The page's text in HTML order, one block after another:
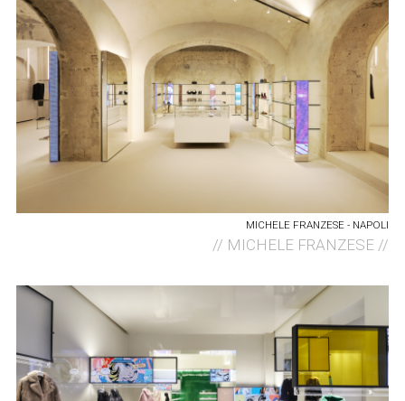
MICHELE FRANZESE - NAPOLI
// MICHELE FRANZESE //